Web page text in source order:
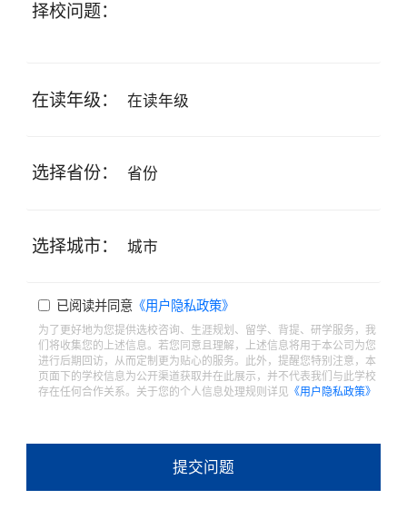
择校问题：
在读年级：
选择省份：
选择城市：
已阅读并同意《用户隐私政策》
为了更好地为您提供选校咨询、生涯规划、留学、背提、研学服务，我
们将收集您的上述信息。若您同意且理解，上述信息将用于本公司为您
进行后期回访，从而定制更为贴心的服务。此外，提醒您特别注意，本
页面下的学校信息为公开渠道获取并在此展示，并不代表我们与此学校
存在任何合作关系。关于您的个人信息处理规则详见 《用户隐私政策》
提交问题